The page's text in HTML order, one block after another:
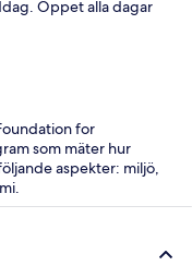
Öppet alla dagar
for
som mäter hur
aspekter: miljö,